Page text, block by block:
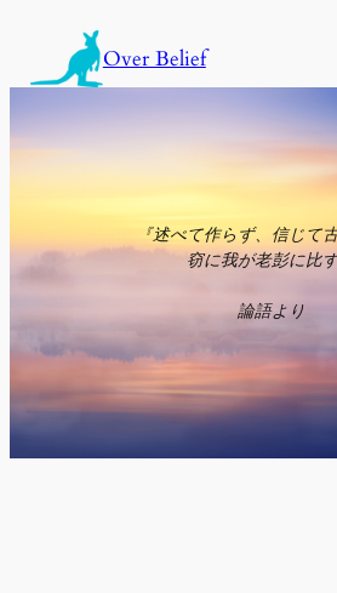
を
ス
キ
ッ
Over Belief
『述べて作らず、信じて
窃に我が老彭に比
論語より